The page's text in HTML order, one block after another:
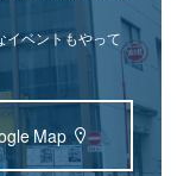
イベントもやって
Map